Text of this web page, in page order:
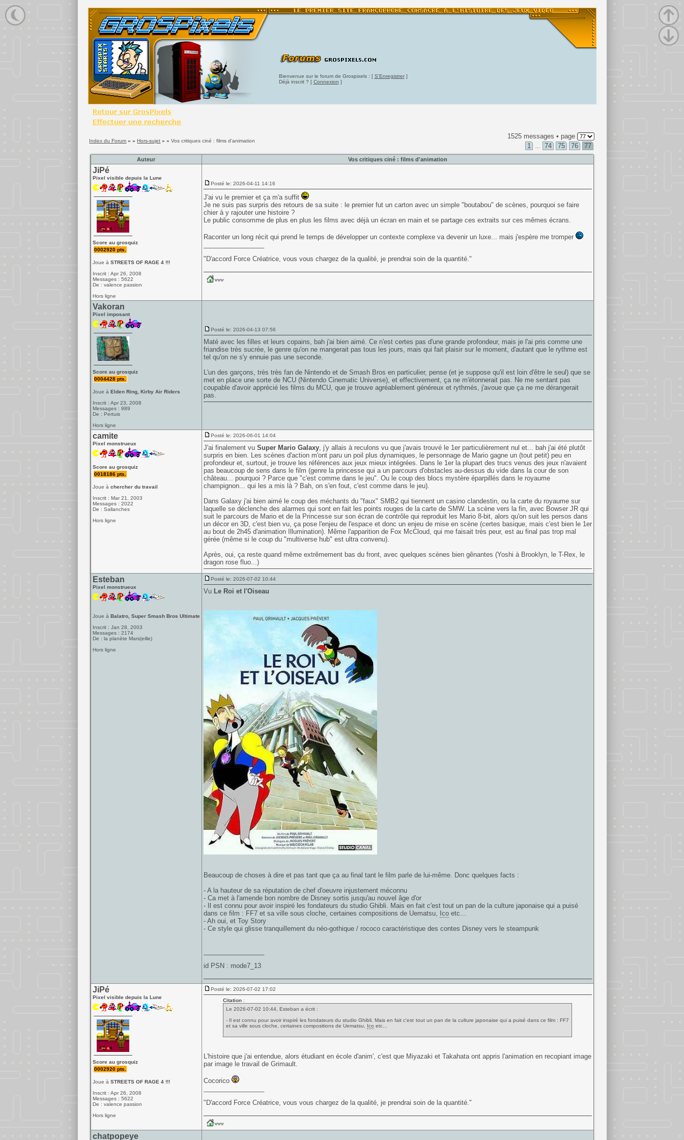
Bienvenue sur le forum de Grospixels : [ S'Enregistrer]
Déjà inscrit ? [ Connexion ]
Index du Forum » »Hors-sujet » »Vos critiques ciné : films d'animation
1525 messages • page
1
74 75 76 77
Auteur Vos critiques ciné : films d'animation
JiPé
Pixel visible depuis la Lune
Score au grosquiz
0002920 pts.
Joue à STREETS OF RAGE 4 !!!
Inscrit : Apr 26, 2008
Messages : 5622
De : valence passion
Hors ligne
Posté le: 2026-04-11 14:16
J'ai vu le premier et ça m'a suffit
Je ne suis pas surpris des retours de sa suite : le premier fut un carton avec un simple "boutabou" de scènes, pourquoi se faire
chier à y rajouter une histoire ?
Le public consomme de plus en plus les films avec déjà un écran en main et se partage ces extraits sur ces mêmes écrans.
Raconter un long récit qui prend le temps de développer un contexte complexe va devenir un luxe... mais j'espère me tromper
"D'accord Force Créatrice, vous vous chargez de la qualité, je prendrai soin de la quantité."
Vakoran
Pixel imposant
Score au grosquiz
0004428 pts.
Joue à Elden Ring, Kirby Air Riders
Inscrit : Apr 23, 2008
Messages : 989
De : Pertuis
Hors ligne
Posté le: 2026-04-13 07:56
Maté avec les filles et leurs copains, bah j'ai bien aimé. Ce n'est certes pas d'une grande profondeur, mais je l'ai pris comme une
friandise très sucrée, le genre qu'on ne mangerait pas tous les jours, mais qui fait plaisir sur le moment, d'autant que le rythme est
tel qu'on ne s'y ennuie pas une seconde.
L'un des garçons, très très fan de Nintendo et de Smash Bros en particulier, pense (et je suppose qu'il est loin d'être le seul) que se
met en place une sorte de NCU (Nintendo Cinematic Universe), et effectivement, ça ne m'étonnerait pas. Ne me sentant pas
coupable d'avoir apprécié les films du MCU, que je trouve agréablement généreux et rythmés, j'avoue que ça ne me dérangerait
pas.
camite
Pixel monstrueux
Score au grosquiz
0018186 pts.
Joue à chercher du travail
Inscrit : Mar 21, 2003
Messages : 2022
De : Sallanches
Hors ligne
Posté le: 2026-06-01 14:04
J'ai finalement vu Super Mario Galaxy, j'y allais à reculons vu que j'avais trouvé le 1er particulièrement nul et... bah j'ai été plutôt
surpris en bien. Les scènes d'action m'ont paru un poil plus dynamiques, le personnage de Mario gagne un (tout petit) peu en
profondeur et, surtout, je trouve les références aux jeux mieux intégrées. Dans le 1er la plupart des trucs venus des jeux n'avaient
pas beaucoup de sens dans le film (genre la princesse qui a un parcours d'obstacles au-dessus du vide dans la cour de son
château... pourquoi ? Parce que "c'est comme dans le jeu". Ou le coup des blocs mystère éparpillés dans le royaume
champignon... qui les a mis là ? Bah, on s'en fout, c'est comme dans le jeu).
Dans Galaxy j'ai bien aimé le coup des méchants du "faux" SMB2 qui tiennent un casino clandestin, ou la carte du royaume sur
laquelle se déclenche des alarmes qui sont en fait les points rouges de la carte de SMW. La scène vers la fin, avec Bowser JR qui
suit le parcours de Mario et de la Princesse sur son écran de contrôle qui reproduit les Mario 8-bit, alors qu'on suit les persos dans
un décor en 3D, c'est bien vu, ça pose l'enjeu de l'espace et donc un enjeu de mise en scène (certes basique, mais c'est bien le 1er
au bout de 2h45 d'animation Illumination). Même l'apparition de Fox McCloud, qui me faisait très peur, est au final pas trop mal
gérée (même si le coup du "multiverse hub" est ultra convenu).
Après, oui, ça reste quand même extrêmement bas du front, avec quelques scènes bien gênantes (Yoshi à Brooklyn, le T-Rex, le
dragon rose fluo...)
Esteban
Pixel monstrueux
Joue à Balatro, Super Smash Bros Ultimate
Inscrit : Jan 28, 2003
Messages : 2174
De : la planète Mars(eille)
Hors ligne
Posté le: 2026-07-02 10:44
Vu Le Roi et l'Oiseau
Beaucoup de choses à dire et pas tant que ça au final tant le film parle de lui-même. Donc quelques facts :
- A la hauteur de sa réputation de chef d'oeuvre injustement méconnu
- Ca met à l'amende bon nombre de Disney sortis jusqu'au nouvel âge d'or
- Il est connu pour avoir inspiré les fondateurs du studio Ghibli. Mais en fait c'est tout un pan de la culture japonaise qui a puisé
dans ce film : FF7 et sa ville sous cloche, certaines compositions de Uematsu, Icoetc...
- Ah oui, et Toy Story
- Ce style qui glisse tranquillement du néo-gothique / rococo caractéristique des contes Disney vers le steampunk
id PSN : mode7_13
JiPé
Pixel visible depuis la Lune
Score au grosquiz
0002920 pts.
Joue à STREETS OF RAGE 4 !!!
Inscrit : Apr 26, 2008
Messages : 5622
De : valence passion
Hors ligne
Posté le: 2026-07-02 17:02
Citation:
Le 2026-07-02 10:44, Esteban a écrit :
- Il est connu pour avoir inspiré les fondateurs du studio Ghibli. Mais en fait c'est tout un pan de la culture japonaise qui a puisé dans ce film : FF7
et sa ville sous cloche, certaines compositions de Uematsu,
Ico etc...
L'histoire que j'ai entendue, alors étudiant en école d'anim', c'est que Miyazaki et Takahata ont appris l'animation en recopiant image
par image le travail de Grimault.
Cocorico
"D'accord Force Créatrice, vous vous chargez de la qualité, je prendrai soin de la quantité."
chatpopeye